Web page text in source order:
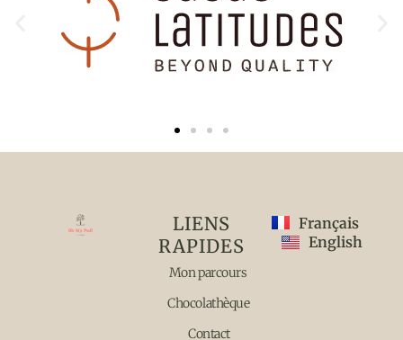
LIENS
RAPIDES
Mon parcours
Chocolathèque
Contact
Français
English